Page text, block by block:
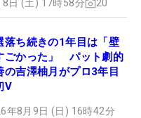
日 (土) 17時58分 20
落ち続きの1年目は「壁
ごかった」 パット劇的
の吉澤柚月がプロ3年目
V
年8月9日 (日) 16時42分